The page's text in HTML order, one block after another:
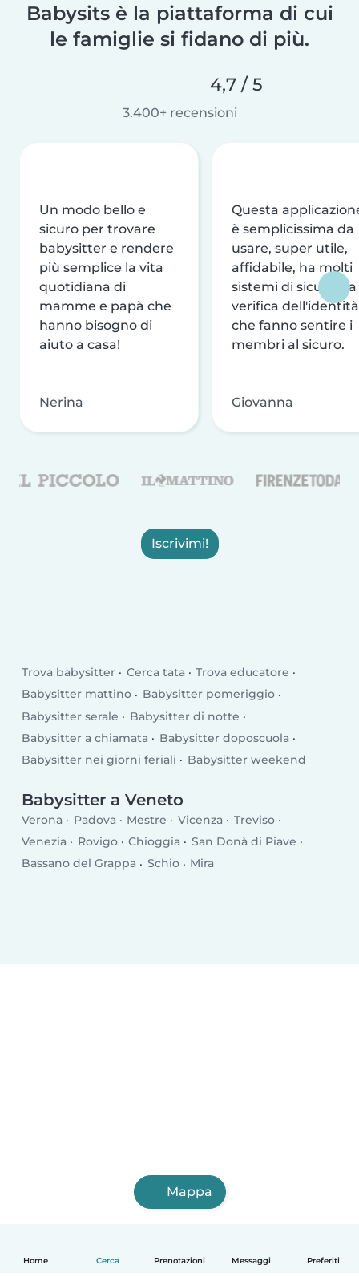
Home Cerca Prenotazioni Messaggi Preferiti
Babysits è la piattaforma di cui
le famiglie si fidano di più.
4,7 / 5
3.400+ recensioni
Un modo bello e
sicuro per trovare
babysitter e rendere
più semplice la vita
quotidiana di
mamme e papà che
hanno bisogno di
aiuto a casa!
Nerina
Questa
è semplicissima da
usare, super utile,
affidabile, ha molti
sistemi di sicurezza
verifica dell'identità
che fanno sentire i
membri al sicuro.
Giovanna
Iscrivimi!
Trova babysitter Cerca tata
Trova educatore
Babysitter mattino
Babysitter pomeriggio
Babysitter serale
Babysitter di notte
Babysitter a chiamata
Babysitter doposcuola
Babysitter nei giorni feriali
Babysitter weekend
Babysitter a Veneto
Verona Padova Mestre Vicenza
Treviso
Venezia
Rovigo Chioggia
San Donà di Piave
Bassano del Grappa
Schio Mira
Mappa